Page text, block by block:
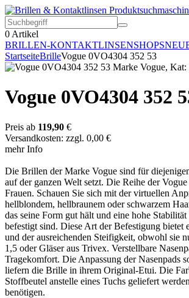
0 Artikel
BRILLEN-KONTAKTLINSENSHOPS
StartseiteBrilleVogue 0VO4304 352 53
Vogue 0VO4304 352
Preis ab 119,90 €
Versandkosten: zzgl. 0,00 €
mehr Info
Die Brillen der Marke Vogue sind für
auf der ganzen Welt setzt. Die Reihe der
Frauen. Schauen Sie sich mit der virtuellen
hellblondem, hellbraunem oder schwarzem
das seine Form gut hält und eine hohe
befestigt sind. Diese Art der Befestigung bietet
und der ausreichenden Steifigkeit, obwohl sie
1,5 oder Gläser aus Trivex. Verstellbare
Tragekomfort. Die Anpassung der Nasenpads
liefern die Brille in ihrem Original-Etui. Die
Stoffbeutel anstelle eines Tuchs geliefert
benötigen.